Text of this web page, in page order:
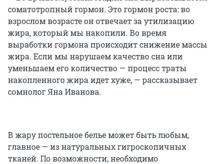
соматотропный гормон. Это гормон роста: во
взрослом возрасте он отвечает за утилизацию
жира, который мы накопили. Во время
выработки гормона происходит снижение массы
жира. Если мы нарушаем качество сна или
уменьшаем его количество — процесс траты
накопленного жира идет хуже, — рассказывает
сомнолог Яна Иванова.
В жару постельное белье может быть любым,
главное — из натуральных гигроскопичных
тканей. По возможности, необходимо